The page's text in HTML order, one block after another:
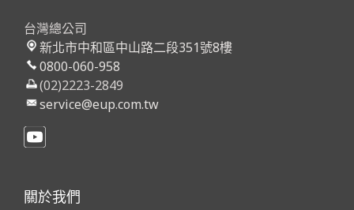
台灣總公司
新北市中和區中山路二段351號8樓
0800-060-958
(02)2223-2849
service@eup.com.tw
關於我們